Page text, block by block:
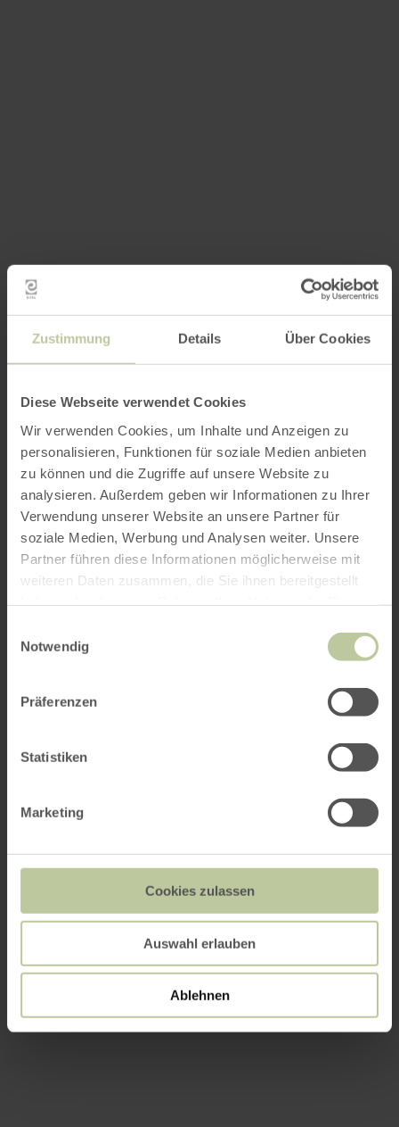
Zustimmung Details Über Cookies
Diese Webseite verwendet Cookies
Wir verwenden Cookies, um Inhalte und Anzeigen zu
personalisieren, Funktionen für soziale Medien anbieten
zu können und die Zugriffe auf unsere Website zu
analysieren. Außerdem geben wir Informationen zu Ihrer
Verwendung unserer Website an unsere Partner für
soziale Medien, Werbung und Analysen weiter. Unsere
Partner führen diese Informationen möglicherweise mit
weiteren Daten zusammen, die Sie ihnen bereitgestellt
Notwendig
Präferenzen
Statistiken
Marketing
Cookies zulassen
Auswahl erlauben
Ablehnen